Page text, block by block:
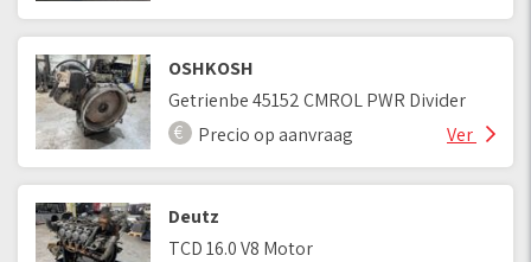
OSHKOSH
Getrienbe 45152 CMROL PWR Divider
Precio op aanvraag
Ver
Deutz
TCD 16.0 V8 Motor